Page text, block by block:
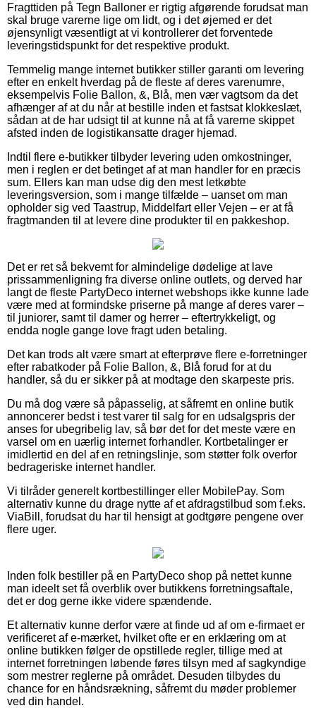
Fragttiden på Tegn Balloner er rigtig afgørende forudsat man
skal bruge varerne lige om lidt, og i det øjemed er det
øjensynligt væsentligt at vi kontrollerer det forventede
leveringstidspunkt for det respektive produkt.
Temmelig mange internet butikker stiller garanti om levering
efter en enkelt hverdag på de fleste af deres varenumre,
eksempelvis Folie Ballon, &, Blå, men vær vagtsom da det
afhænger af at du når at bestille inden et fastsat klokkeslæt,
sådan at de har udsigt til at kunne nå at få varerne skippet
afsted inden de logistikansatte drager hjemad.
Indtil flere e-butikker tilbyder levering uden omkostninger,
men i reglen er det betinget af at man handler for en præcis
sum. Ellers kan man udse dig den mest letkøbte
leveringsversion, som i mange tilfælde – uanset om man
opholder sig ved Taastrup, Middelfart eller Vejen – er at få
fragtmanden til at levere dine produkter til en pakkeshop.
Det er ret så bekvemt for almindelige dødelige at lave
prissammenligning fra diverse online outlets, og derved har
langt de fleste PartyDeco internet webshops ikke kunne lade
være med at formindske priserne på mange af deres varer –
til juniorer, samt til damer og herrer – eftertrykkeligt, og
endda nogle gange love fragt uden betaling.
Det kan trods alt være smart at efterprøve flere e-forretninger
efter rabatkoder på Folie Ballon, &, Blå forud for at du
handler, så du er sikker på at modtage den skarpeste pris.
Du må dog være så påpasselig, at såfremt en online butik
annoncerer bedst i test varer til salg for en udsalgspris der
anses for ubegribelig lav, så bør det for det meste være en
varsel om en uærlig internet forhandler. Kortbetalinger er
imidlertid en del af en retningslinje, som støtter folk overfor
bedrageriske internet handler.
Vi tilråder generelt kortbestillinger eller MobilePay. Som
alternativ kunne du drage nytte af et afdragstilbud som f.eks.
ViaBill, forudsat du har til hensigt at godtgøre pengene over
flere uger.
Inden folk bestiller på en PartyDeco shop på nettet kunne
man ideelt set få overblik over butikkens forretningsaftale,
det er dog gerne ikke videre spændende.
Et alternativ kunne derfor være at finde ud af om e-firmaet er
verificeret af e-mærket, hvilket ofte er en erklæring om at
online butikken følger de opstillede regler, tillige med at
internet forretningen løbende føres tilsyn med af sagkyndige
som mestrer reglerne på området. Desuden tilbydes du
chance for en håndsrækning, såfremt du møder problemer
ved din handel.